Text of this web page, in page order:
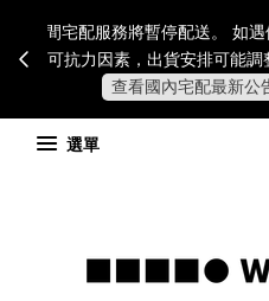
連假期間宅配服務將暫停配
他不可抗力因素，出貨安
查看國內宅配
選單